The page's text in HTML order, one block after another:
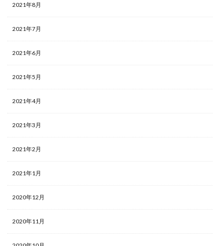
2021年8月
2021年7月
2021年6月
2021年5月
2021年4月
2021年3月
2021年2月
2021年1月
2020年12月
2020年11月